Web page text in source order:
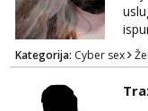
Kategorija: Cyber sex